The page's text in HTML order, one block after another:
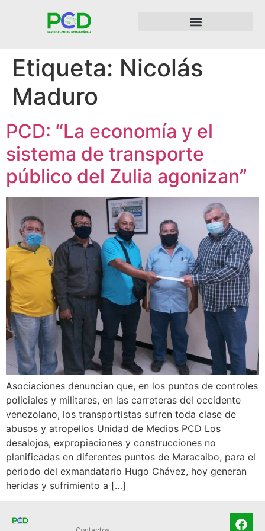
Etiqueta: Nicolás
Maduro
PCD: “La economía y el
sistema de transporte
público del Zulia agonizan”
Asociaciones denuncian que, en los puntos de controles
policiales y militares, en las carreteras del occidente
venezolano, los transportistas sufren toda clase de
abusos y atropellos Unidad de Medios PCD Los
desalojos, expropiaciones y construcciones no
planificadas en diferentes puntos de Maracaibo, para el
periodo del exmandatario Hugo Chávez, hoy generan
heridas y sufrimiento a […]